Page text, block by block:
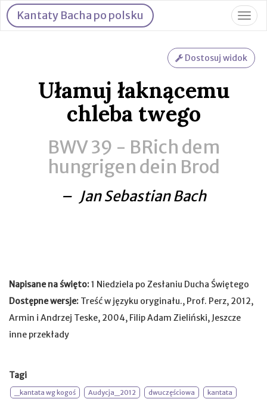
Kantaty Bacha po polsku
Ułamuj łaknącemu
chleba twego
BWV 39 - BRich dem
hungrigen dein Brod
– Jan Sebastian Bach
Napisane na święto:1 Niedziela po Zesłaniu Ducha Świętego
Dostępne wersje: Treść w języku oryginału., Prof. Perz, 2012,
Armin i Andrzej Teske, 2004, Filip Adam Zieliński, Jeszcze
inne przekłady
Tagi
_kantata wg kogoś Audycja_2012 dwuczęściowa
kantata
Dostosuj widok